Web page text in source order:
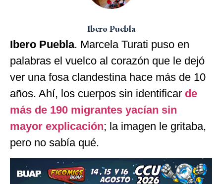
Ibero Puebla
Ibero Puebla. Marcela Turati puso en
palabras el vuelco al corazón que le dejó
ver una fosa clandestina hace más de 10
años. Ahí, los cuerpos sin identificar de
más de 190 migrantes yacían sin
mayor explicación; la imagen le gritaba,
pero no sabía qué.